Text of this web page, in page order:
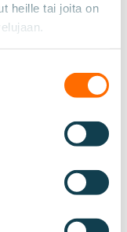
heille tai joita on